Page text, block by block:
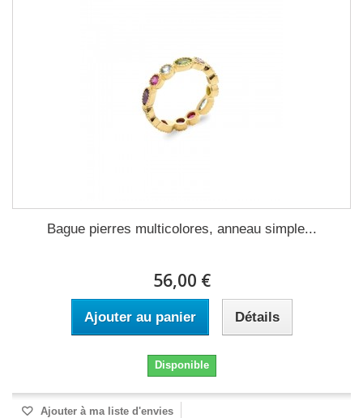
Bague pierres multicolores, anneau simple...
56,00 €
Ajouter au panier Détails
Disponible
Ajouter à ma liste d'envies